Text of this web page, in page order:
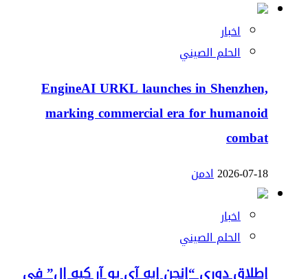
اخبار
الحلم الصيني
EngineAI URKL launches in Shenzhen,
marking commercial era for humanoid
combat
2026-07-18ادمن
اخبار
الحلم الصيني
إطلاق دوري “إنجن إيه آي يو آر كيه إل” في